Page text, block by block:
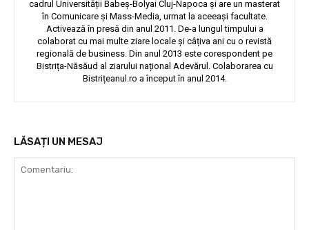
cadrul Universității Babeș-Bolyai Cluj-Napoca și are un masterat
în Comunicare și Mass-Media, urmat la aceeași facultate.
Activează în presă din anul 2011. De-a lungul timpului a
colaborat cu mai multe ziare locale și câțiva ani cu o revistă
regională de business. Din anul 2013 este corespondent pe
Bistrița-Năsăud al ziarului național Adevărul. Colaborarea cu
Bistrițeanul.ro a început în anul 2014.
LĂSAȚI UN MESAJ